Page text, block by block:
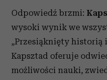
Odpowiedź brzmi:
wysoki wynik we
„Przesiąknięty historią
Kapsztad oferuje
możliwości nauki,